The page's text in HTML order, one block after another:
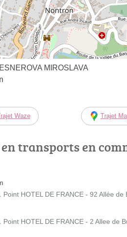
MIROSLAVA
Waze Trajet
transports en
Point HOTEL DE FRANCE - 92 Allée de
Point HOTEL DE FRANCE - 2 Allee de